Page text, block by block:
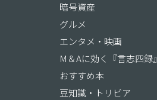
暗号資産
グルメ
エンタメ・映画
M＆Aに効く『言志四録』
おすすめ本
豆知識・トリビア